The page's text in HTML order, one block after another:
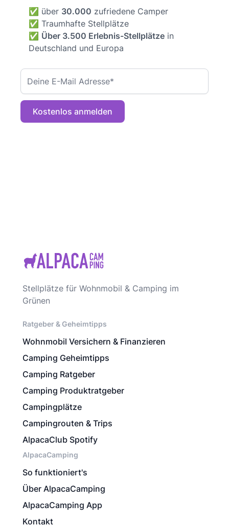
✅ über 30.000 zufriedene Camper
✅ Traumhafte Stellplätze
✅ Über 3.500 Erlebnis-Stellplätze in
Deutschland und Europa
Kostenlos anmelden
Stellplätze für Wohnmobil & Camping im
Grünen
Ratgeber & Geheimtipps
Wohnmobil Versichern & Finanzieren
Camping Geheimtipps
Camping Ratgeber
Camping Produktratgeber
Campingplätze
Campingrouten & Trips
AlpacaClub Spotify
AlpacaCamping
So funktioniert's
Über AlpacaCamping
AlpacaCamping App
Kontakt